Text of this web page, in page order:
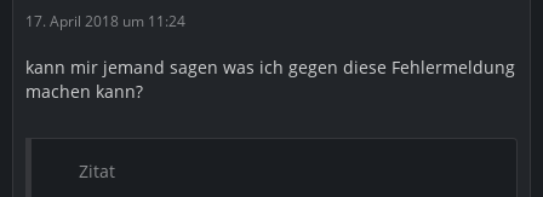
https://cdimage.debian.org/debian-cd/curr…ti-arch/iso-
Etcher (um den Bootable USB Stick zu erstellen)
https://etcher.io/
FileZilla (Um Daten auf dem ioBroker zu transferieren)
17. April 2018 um 11:24
kann mir jemand sagen was ich gegen diese Fehlermeldung
machen kann?
Zitat